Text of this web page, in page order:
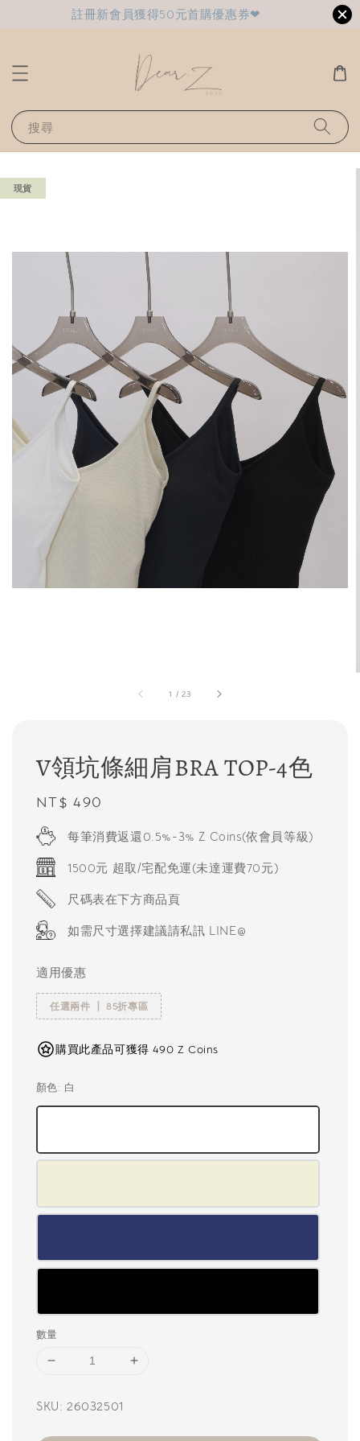
註冊新會員獲得50元首購優惠券❤
搜尋
1 /23
現貨
V領坑條細肩BRA TOP-4色
Regular
price
NT$ 490
每筆消費返還0.5%-3% Z Coins(依會員等級)
1500元 超取/宅配免運(未達運費70元)
尺碼表在下方商品頁
如需尺寸選擇建議請私訊 LINE@
適用優惠
任選兩件 ┃ 85折專區
購買此產品可獲得 490 Z Coins
顏色: 白
數量
SKU: 26032501